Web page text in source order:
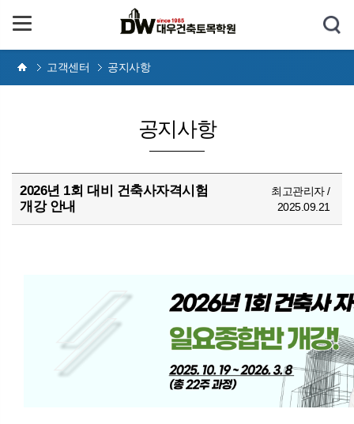
고객센터 공지사항
공지사항
2026년 1회 대비 건축사자격시험
개강 안내
최고관리자 /
2025.09.21